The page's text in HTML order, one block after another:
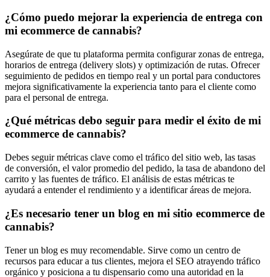
¿Cómo puedo mejorar la experiencia de entrega con
mi ecommerce de cannabis?
Asegúrate de que tu plataforma permita configurar zonas de entrega,
horarios de entrega (delivery slots) y optimización de rutas. Ofrecer
seguimiento de pedidos en tiempo real y un portal para conductores
mejora significativamente la experiencia tanto para el cliente como
para el personal de entrega.
¿Qué métricas debo seguir para medir el éxito de mi
ecommerce de cannabis?
Debes seguir métricas clave como el tráfico del sitio web, las tasas
de conversión, el valor promedio del pedido, la tasa de abandono del
carrito y las fuentes de tráfico. El análisis de estas métricas te
ayudará a entender el rendimiento y a identificar áreas de mejora.
¿Es necesario tener un blog en mi sitio ecommerce de
cannabis?
Tener un blog es muy recomendable. Sirve como un centro de
recursos para educar a tus clientes, mejora el SEO atrayendo tráfico
orgánico y posiciona a tu dispensario como una autoridad en la